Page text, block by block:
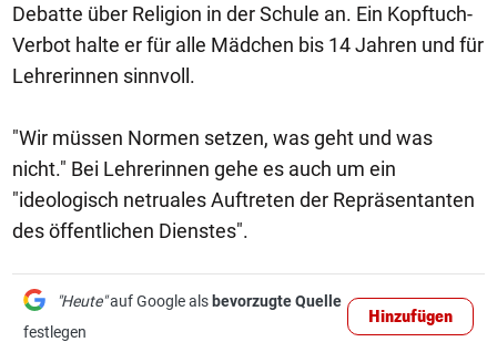
Debatte über Religion in der Schule an. Ein Kopftuch-
Verbot halte er für alle Mädchen bis 14 Jahren und für
Lehrerinnen sinnvoll.
"Wir müssen Normen setzen, was geht und was
nicht." Bei Lehrerinnen gehe es auch um ein
"ideologisch netruales Auftreten der Repräsentanten
des öffentlichen Dienstes".
"Heute"auf Google als bevorzugte Quelle
festlegen
Hinzufügen